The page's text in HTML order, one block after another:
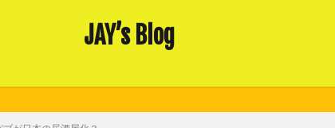
JAY’s Blog